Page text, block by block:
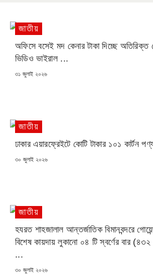
জাতীয়
অফিসে বসেই মদ কেনার টাকা দিচ্ছে
ভিডিও ভাইরাল ...
POSTED
৩১ জুলাই ২০২৬
জাতীয়
ঢাকার এয়ারফ্রেইটে কোটি টাকার ১০১ কার্টন
POSTED
৩০ জুলাই ২০২৬
জাতীয়
হযরত শাহজালাল আন্তর্জাতিক বিমানবন্দরে
বিশেষ কায়দায় লুকানো ০৪ টি স্বর্ণের বার
...
POSTED
৩০ জুলাই ২০২৬